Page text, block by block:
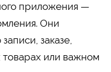
приложения —
Они
заказе,
товарах или важном